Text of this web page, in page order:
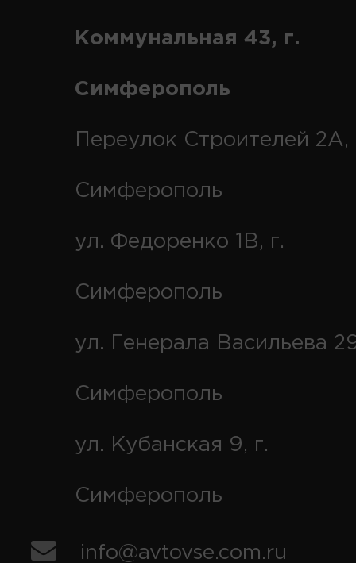
Коммунальная 43, г.
Симферополь
Переулок Строителей 2А,
Симферополь
ул. Федоренко 1В, г.
Симферополь
ул. Генерала Васильева
Симферополь
ул. Кубанская 9, г.
Симферополь
info@avtovse.com.ru